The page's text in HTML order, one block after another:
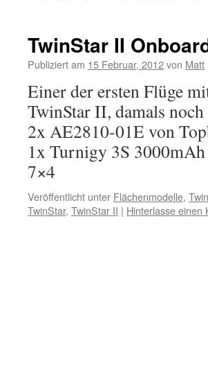
TwinStar II
Publiziert am 15 Februar, 2012von Matt
Einer der ersten Flüge
TwinStar II, damals
2x AE2810-01E von
1x Turnigy 3S
7×4
Veröffentlicht unter Flächenmodelle,
TwinStar, TwinStar II | Hinterlasse einen